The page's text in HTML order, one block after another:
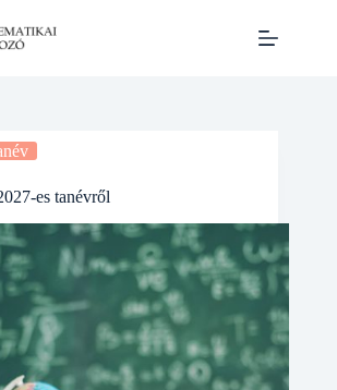
es tanévről